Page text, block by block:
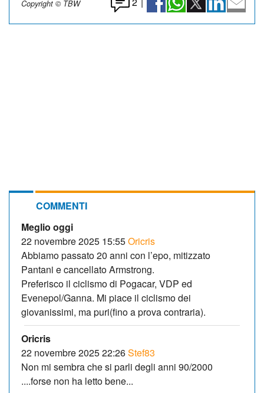
Copyright © TBW
COMMENTI
Meglio oggi
22 novembre 2025 15:55Oricris
Abbiamo passato 20 anni con l’epo, mitizzato
Pantani e cancellato Armstrong.
Preferisco il ciclismo di Pogacar, VDP ed
Evenepol/Ganna. Mi piace il ciclismo dei
giovanissimi, ma puri(fino a prova contraria).
Oricris
22 novembre 2025 22:26Stef83
Non mi sembra che si parli degli anni 90/2000
....forse non ha letto bene...